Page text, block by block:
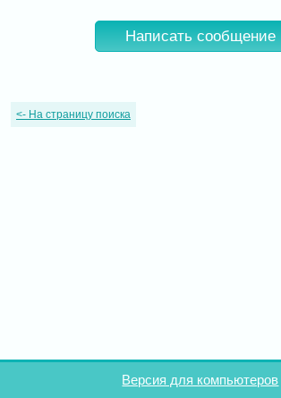
Написать сообщение
<- На страницу поиска
Версия для компьютеров